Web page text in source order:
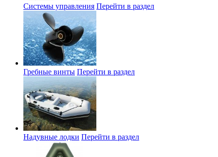
Системы управления Перейти в раздел
Гребные винты Перейти в раздел
Надувные лодки Перейти в раздел